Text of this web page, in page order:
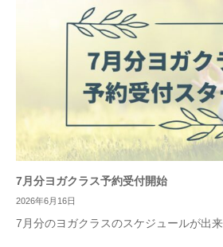
7月分ヨガクラス予約受付開始
2026年6月16日
7月分のヨガクラスのスケジュールが出